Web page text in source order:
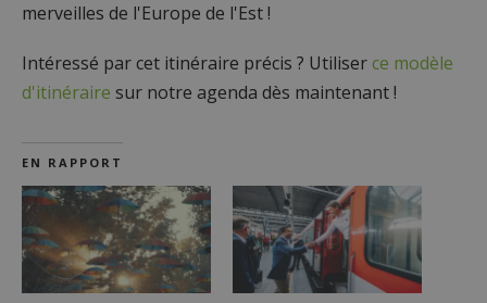
merveilles de l'Europe de l'Est !
Intéressé par cet itinéraire précis ? Utiliserce modèle
d'itinéraire sur notre agenda dès maintenant !
EN RAPPORT